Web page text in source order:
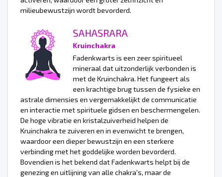
milieubewustzijn wordt bevorderd.
SAHASRARA
Kruinchakra
Fadenkwarts is een zeer spiritueel
mineraal dat uitzonderlijk verbonden is
met de Kruinchakra. Het fungeert als
een krachtige brug tussen de fysieke en
astrale dimensies en vergemakkelijkt de communicatie
en interactie met spirituele gidsen en beschermengelen.
De hoge vibratie en kristalzuiverheid helpen de
Kruinchakra te zuiveren en in evenwicht te brengen,
waardoor een dieper bewustzijn en een sterkere
verbinding met het goddelijke worden bevorderd.
Bovendien is het bekend dat Fadenkwarts helpt bij de
genezing en uitlijning van alle chakra's, maar de